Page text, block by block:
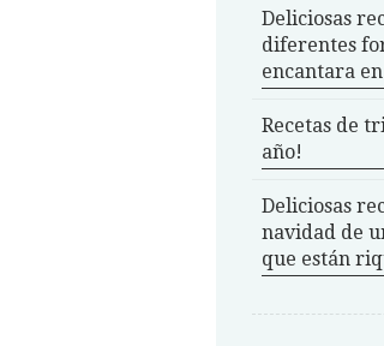
Deliciosas
diferentes
encantara
Recetas de
año!
Deliciosas
navidad de
que están